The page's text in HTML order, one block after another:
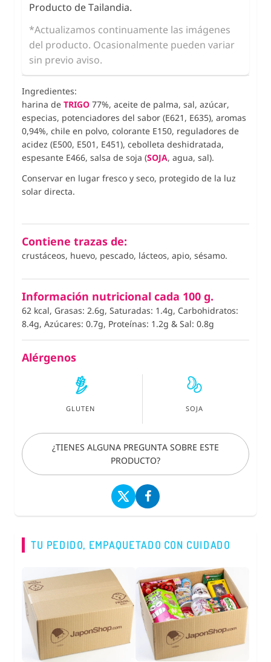
Producto de Tailandia.
*Actualizamos continuamente las imágenes
del producto. Ocasionalmente pueden variar
sin previo aviso.
Ingredientes:
harina de TRIGO 77%, aceite de palma, sal, azúcar,
especias, potenciadores del sabor (E621, E635), aromas
0,94%, chile en polvo, colorante E150, reguladores de
acidez (E500, E501, E451), cebolleta deshidratada,
espesante E466, salsa de soja (SOJA, agua, sal).
Conservar en lugar fresco y seco, protegido de la luz
solar directa.
Contiene trazas de:
crustáceos, huevo, pescado, lácteos, apio, sésamo.
Información nutricional cada 100 g.
62 kcal, Grasas: 2.6g, Saturadas: 1.4g, Carbohidratos:
8.4g, Azúcares: 0.7g, Proteínas: 1.2g & Sal: 0.8g
Alérgenos
GLUTEN SOJA
¿TIENES ALGUNA PREGUNTA SOBRE ESTE
PRODUCTO?
TU PEDIDO, EMPAQUETADO CON CUIDADO